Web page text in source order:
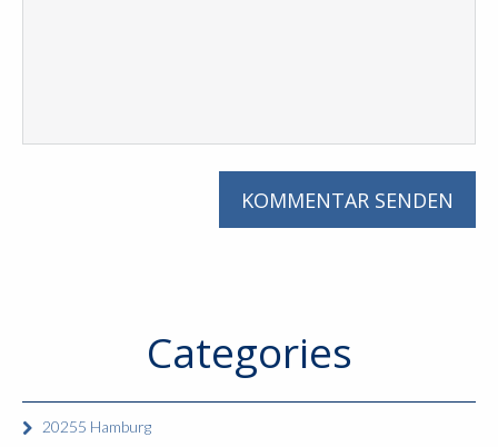
Categories
20255 Hamburg